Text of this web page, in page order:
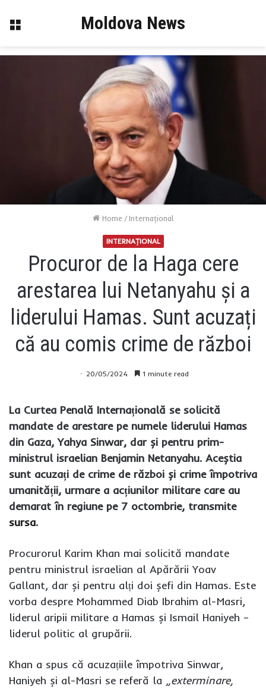
Menu Moldova News
Home / Internaţional
INTERNAŢIONAL
Procuror de la Haga cere
arestarea lui Netanyahu și a
liderului Hamas. Sunt acuzați
că au comis crime de război
20/05/2024 1 minute read
La Curtea Penală Internațională se solicită
mandate de arestare pe numele liderului Hamas
din Gaza, Yahya Sinwar, dar și pentru prim-
ministrul israelian Benjamin Netanyahu. Aceștia
sunt acuzați de crime de război și crime împotriva
umanității, urmare a acțiunilor militare care au
demarat în regiune pe 7 octombrie, transmite
sursa.
Procurorul Karim Khan mai solicită mandate
pentru ministrul israelian al Apărării Yoav
Gallant, dar și pentru alți doi șefi din Hamas. Este
vorba despre Mohammed Diab Ibrahim al-Masri,
liderul aripii militare a Hamas și Ismail Haniyeh –
liderul politic al grupării.
Khan a spus că acuzațiile împotriva Sinwar,
Haniyeh și al-Masri se referă la „exterminare,